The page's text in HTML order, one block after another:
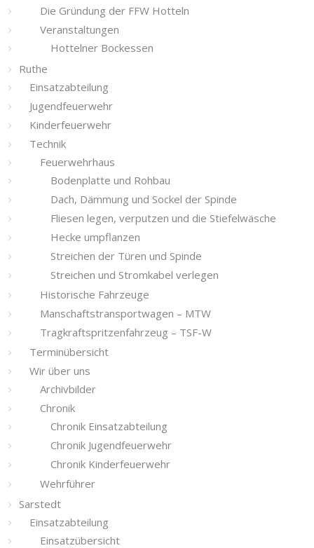
Die Gründung der FFW Hotteln
Veranstaltungen
Hottelner Bockessen
Ruthe
Einsatzabteilung
Jugendfeuerwehr
Kinderfeuerwehr
Technik
Feuerwehrhaus
Bodenplatte und Rohbau
Dach, Dämmung und Sockel der Spinde
Fliesen legen, verputzen und die Stiefelwäsche
Hecke umpflanzen
Streichen der Türen und Spinde
Streichen und Stromkabel verlegen
Historische Fahrzeuge
Manschaftstransportwagen – MTW
Tragkraftspritzenfahrzeug – TSF-W
Terminübersicht
Wir über uns
Archivbilder
Chronik
Chronik Einsatzabteilung
Chronik Jugendfeuerwehr
Chronik Kinderfeuerwehr
Wehrführer
Sarstedt
Einsatzabteilung
Einsatzübersicht